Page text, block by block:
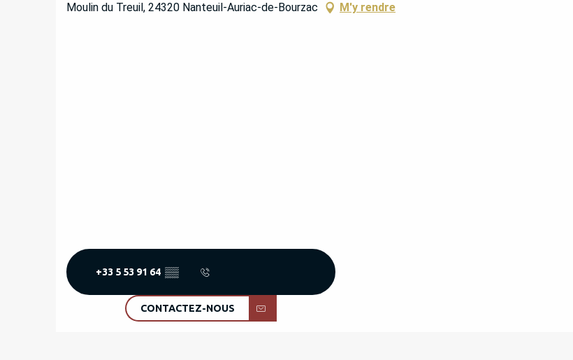
Moulin du Treuil, 24320 Nanteuil-Auriac-de-Bourzac M'y rendre
+33 5 53 91 64 ▒▒
CONTACTEZ-NOUS